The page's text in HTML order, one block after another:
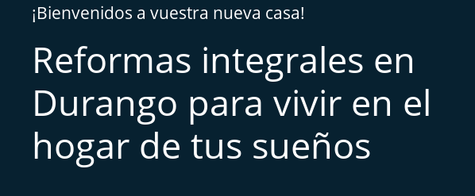
¡Bienvenidos a vuestra nueva casa!
Reformas integrales en
Durango para vivir en el
hogar de tus sueños